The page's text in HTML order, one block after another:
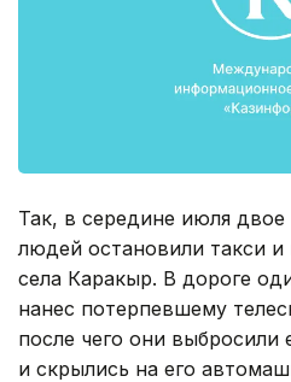
Так, в середине июля
людей остановили такси
села Каракыр. В дороге
нанес потерпевшему
после чего они выбросили
и скрылись на его